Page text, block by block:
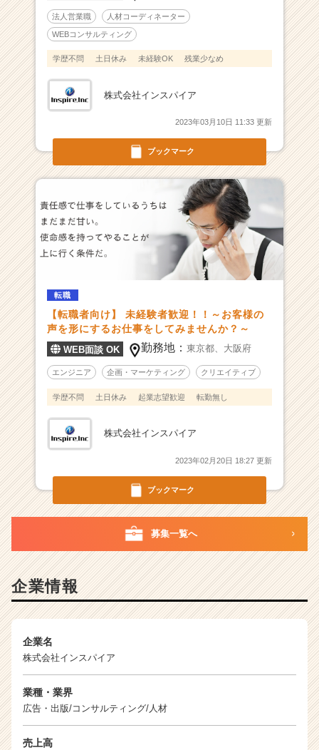
ベ
ン
チ
ャ
ー・
長
か
ウ
が
イ
ト
チ
ア
キ
ャ
ア
（C
C
ブックマーク
法人営業職 人材コーディネーター
WEBコンサルティング
学歴不問 土日休み 未経験OK 残業少なめ
株式会社インスパイア
2023年03月10日 11:33 更新
ブックマーク
転職
【転職者向け】 未経験者歓迎！！～お客様の
声を形にするお仕事をしてみませんか？～
WEB面談 OK 勤務地：東京都、 大阪府
エンジニア 企画・マーケティング クリエイティブ
学歴不問 土日休み 起業志望歓迎 転勤無し
株式会社インスパイア
2023年02月20日 18:27 更新
募集一覧へ
企業情報
企業名
株式会社インスパイア
業種・業界
広告・出版/コンサルティング/人材
売上高